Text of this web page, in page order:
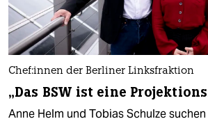
Che­f:in­nen der Berliner Linksfraktion
„Das BSW ist eine
Anne Helm und Tobias Schulze